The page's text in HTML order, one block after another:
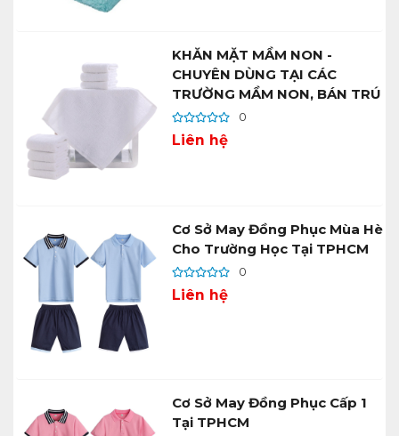
KHĂN MẶT MẦM NON -
CHUYÊN DÙNG TẠI CÁC
TRƯỜNG MẦM NON, BÁN TRÚ
0
Liên hệ
Cơ Sở May Đồng Phục Mùa Hè
Cho Trường Học Tại TPHCM
0
Liên hệ
Cơ Sở May Đồng Phục Cấp 1
Tại TPHCM